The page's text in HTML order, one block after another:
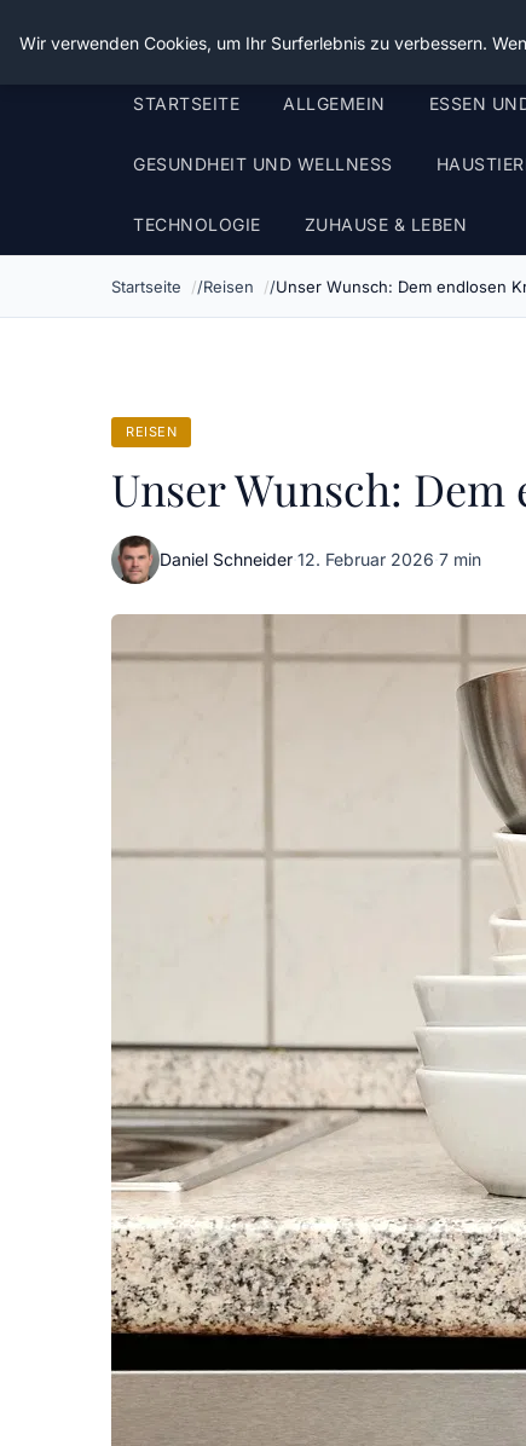
Die Schnitter
STARTSEITE ALLGEMEIN ESSEN
GESUNDHEIT UND WELLNESS
TECHNOLOGIE ZUHAUSE & LEBEN
Startseite Reisen Unser Wunsch: Dem endlosen
REISEN
Unser Wunsch:
Daniel Schneider·12. Februar 2026·7 min
Wir verwenden Cookies, um Ihr Surferlebnis zu verbessern.